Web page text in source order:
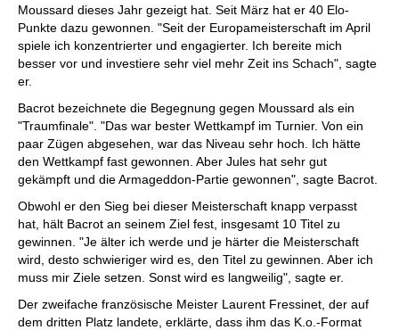
Moussard dieses Jahr gezeigt hat. Seit März hat er 40 Elo-
Punkte dazu gewonnen. "Seit der Europameisterschaft im April
spiele ich konzentrierter und engagierter. Ich bereite mich
besser vor und investiere sehr viel mehr Zeit ins Schach", sagte
er.
Bacrot bezeichnete die Begegnung gegen Moussard als ein
"Traumfinale". "Das war bester Wettkampf im Turnier. Von ein
paar Zügen abgesehen, war das Niveau sehr hoch. Ich hätte
den Wettkampf fast gewonnen. Aber Jules hat sehr gut
gekämpft und die Armageddon-Partie gewonnen", sagte Bacrot.
Obwohl er den Sieg bei dieser Meisterschaft knapp verpasst
hat, hält Bacrot an seinem Ziel fest, insgesamt 10 Titel zu
gewinnen. "Je älter ich werde und je härter die Meisterschaft
wird, desto schwieriger wird es, den Titel zu gewinnen. Aber ich
muss mir Ziele setzen. Sonst wird es langweilig", sagte er.
Der zweifache französische Meister Laurent Fressinet, der auf
dem dritten Platz landete, erklärte, dass ihm das K.o.-Format